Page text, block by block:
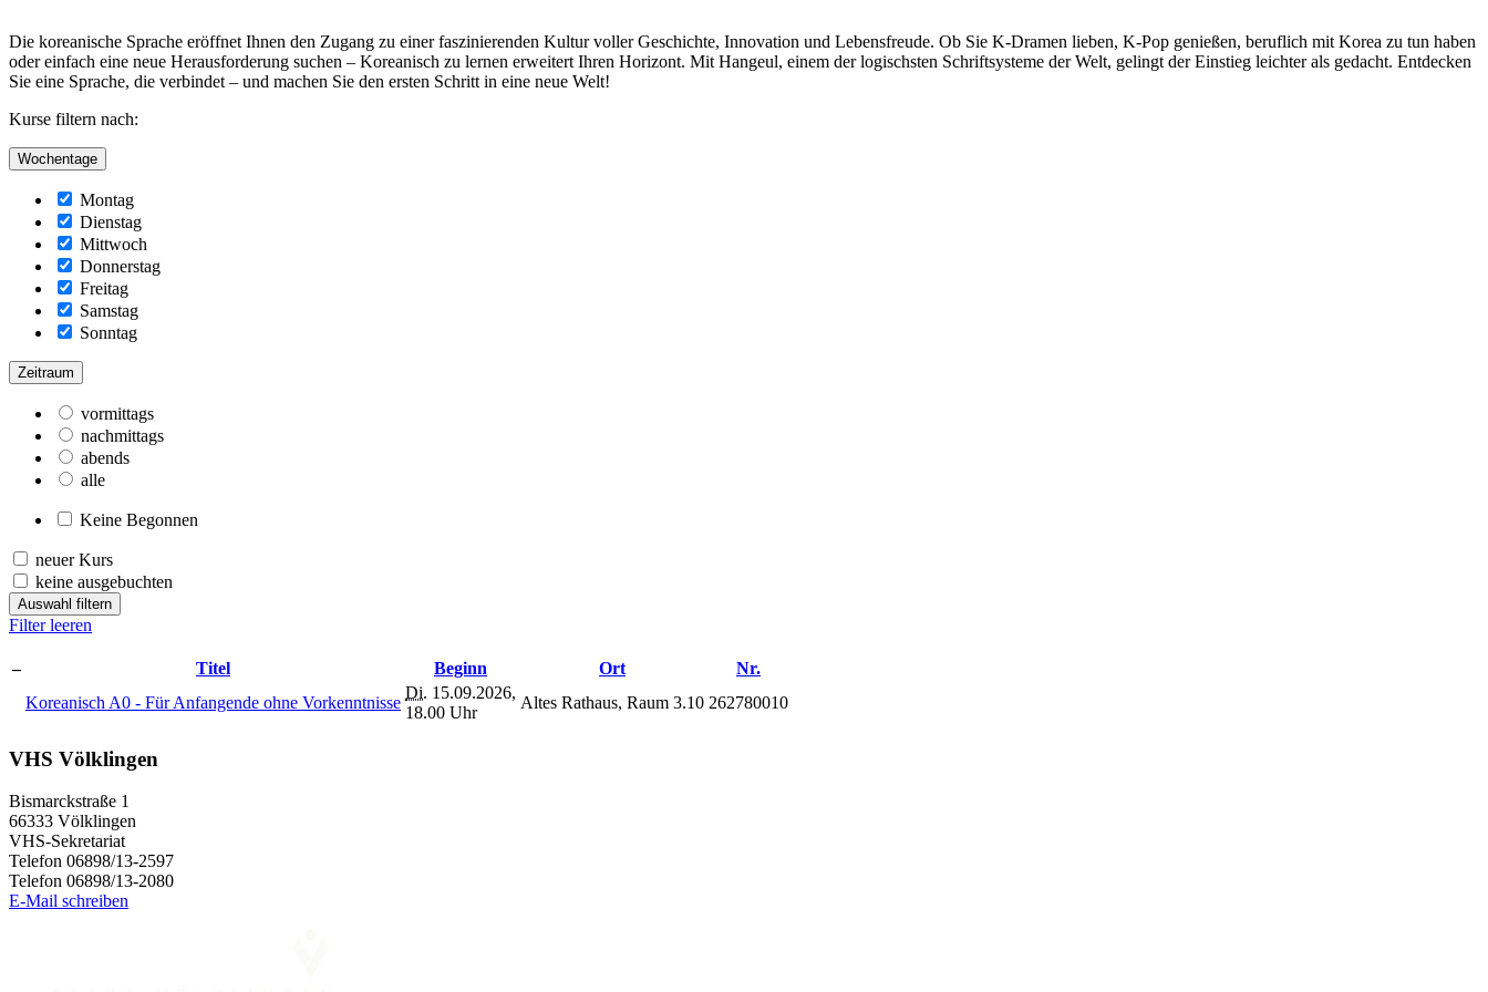
Die koreanische Sprache eröffnet Ihnen den Zugang zu einer faszinierenden Kultur voller Geschichte, Innovation und Lebensfreude. Ob Sie K-Dramen lieben, K-Pop genießen, beruflich mit Korea zu tun haben
oder einfach eine neue Herausforderung suchen – Koreanisch zu lernen erweitert Ihren Horizont. Mit Hangeul, einem der logischsten Schriftsysteme der Welt, gelingt der Einstieg leichter als gedacht. Entdecken
Sie eine Sprache, die verbindet – und machen Sie den ersten Schritt in eine neue Welt!
Kurse filtern nach:
Wochentage
Montag
Dienstag
Mittwoch
Donnerstag
Freitag
Samstag
Sonntag
Zeitraum
vormittags
nachmittags
abends
alle
Keine Begonnen
neuer Kurs
keine ausgebuchten
Auswahl filtern
Filter leeren
– Titel Beginn Ort
Nr.
Koreanisch A0 - Für Anfangende ohne Vorkenntnisse
Di. 15.09.2026,
18.00 Uhr
Altes Rathaus, Raum 3.10 262780010
VHS Völklingen
Bismarckstraße 1
66333 Völklingen
VHS-Sekretariat
Telefon 06898/13-2597
Telefon 06898/13-2080
E-Mail schreiben